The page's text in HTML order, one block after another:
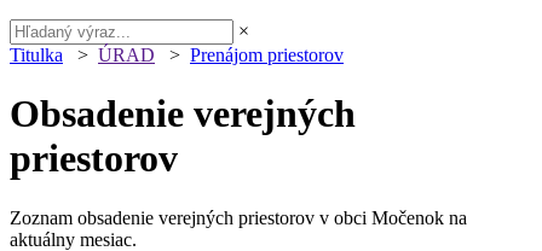
×
Titulka > ÚRAD > Prenájom priestorov
Obsadenie verejných
priestorov
Zoznam obsadenie verejných priestorov v obci Močenok na
aktuálny mesiac.